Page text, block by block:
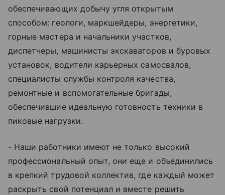
обеспечивающих добычу угля открытым
способом: геологи, маркшейдеры, энергетики,
горные мастера и начальники участков,
диспетчеры, машинисты экскаваторов и буровых
установок, водители карьерных самосвалов,
специалисты службы контроля качества,
ремонтные и вспомогательные бригады,
обеспечившие идеальную готовность техники в
пиковые нагрузки.
- Наши работники имеют не только высокий
профессиональный опыт, они еще и объединились
в крепкий трудовой коллектив, где каждый может
раскрыть свой потенциал и вместе решить